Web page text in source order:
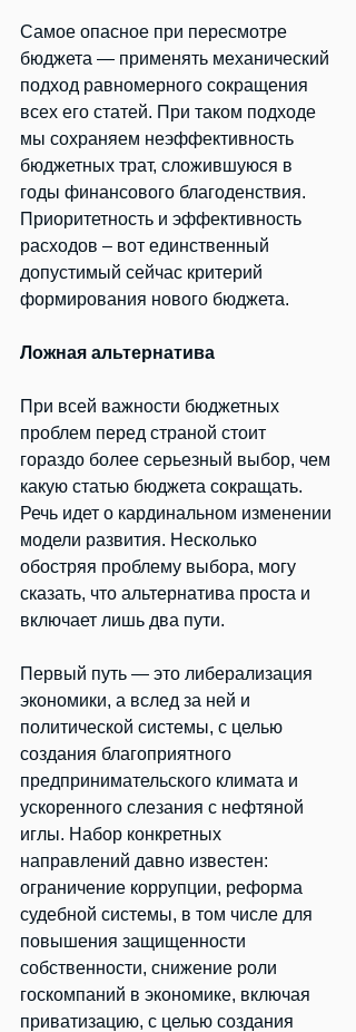
Самое опасное при пересмотре
бюджета — применять механический
подход равномерного сокращения
всех его статей. При таком подходе
мы сохраняем неэффективность
бюджетных трат, сложившуюся в
годы финансового благоденствия.
Приоритетность и эффективность
расходов – вот единственный
допустимый сейчас критерий
формирования нового бюджета.
Ложная альтернатива
При всей важности бюджетных
проблем перед страной стоит
гораздо более серьезный выбор, чем
какую статью бюджета сокращать.
Речь идет о кардинальном изменении
модели развития. Несколько
обостряя проблему выбора, могу
сказать, что альтернатива проста и
включает лишь два пути.
Первый путь — это либерализация
экономики, а вслед за ней и
политической системы, с целью
создания благоприятного
предпринимательского климата и
ускоренного слезания с нефтяной
иглы. Набор конкретных
направлений давно известен:
ограничение коррупции, реформа
судебной системы, в том числе для
повышения защищенности
собственности, снижение роли
госкомпаний в экономике, включая
приватизацию, с целью создания